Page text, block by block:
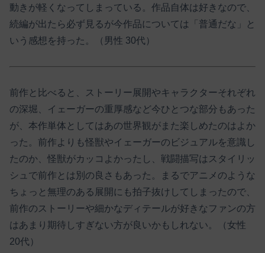
動きが軽くなってしまっている。作品自体は好きなので、
続編が出たら必ず見るが今作品については「普通だな」と
いう感想を持った。（男性 30代）
前作と比べると、ストーリー展開やキャラクターそれぞれ
の深堀、イェーガーの重厚感など今ひとつな部分もあった
が、本作単体としてはあの世界観がまた楽しめたのはよか
った。前作よりも怪獣やイェーガーのビジュアルを意識し
たのか、怪獣がカッコよかったし、戦闘描写はスタイリッ
シュで前作とは別の良さもあった。まるでアニメのような
ちょっと無理のある展開にも拍子抜けしてしまったので、
前作のストーリーや細かなディテールが好きなファンの方
はあまり期待しすぎない方が良いかもしれない。（女性
20代）